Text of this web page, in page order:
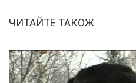
ЧИТАЙТЕ ТАКОЖ